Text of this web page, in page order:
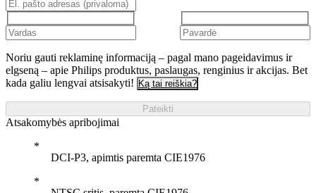
Noriu gauti reklaminę informaciją – pagal mano pageidavimus ir
elgseną – apie Philips produktus, paslaugas, renginius ir akcijas. Bet
kada galiu lengvai atsisakyti! Ką tai reiškia?
Pateikti
Atsakomybės apribojimai
DCI-P3, apimtis paremta CIE1976